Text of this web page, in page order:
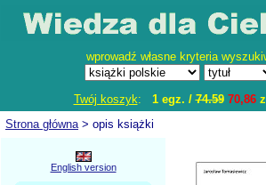
wprowadź własne kryteria
Twój koszyk: 1 egz. /74.59 70,86
Strona główna> opis książki
English version